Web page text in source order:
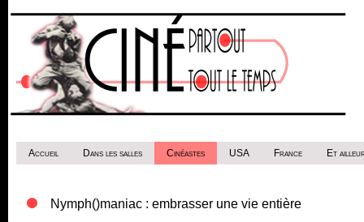
Accueil Dans les salles Cinéastes USA France Et
Nymph()maniac : embrasser une vie entière